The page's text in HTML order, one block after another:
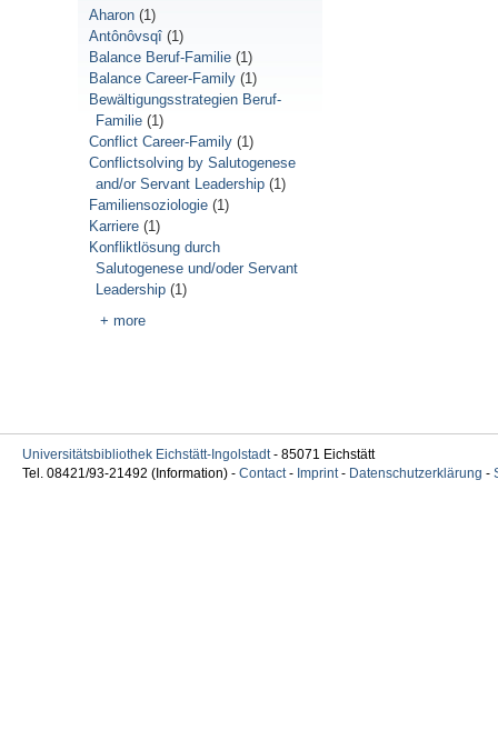
Aharon (1)
Antônôvsqî (1)
Balance Beruf-Familie (1)
Balance Career-Family (1)
Bewältigungsstrategien Beruf-
Familie (1)
Conflict Career-Family (1)
Conflictsolving by Salutogenese
and/or Servant Leadership (1)
Familiensoziologie (1)
Karriere (1)
Konfliktlösung durch
Salutogenese und/oder Servant
Leadership (1)
+ more
Universitätsbibliothek Eichstätt-Ingolstadt- 85071 Eichstätt
Tel. 08421/93-21492 (Information) - Contact- Imprint- Datenschutzerklärung -